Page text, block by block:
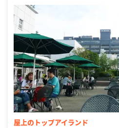
屋上のトップアイランド